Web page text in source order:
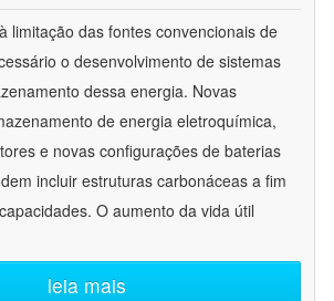
limitação das fontes convencionais de
o desenvolvimento de sistemas
dessa energia. Novas
de energia eletroquímica,
e novas configurações de baterias
incluir estruturas carbonáceas a fim
O aumento da vida útil
leia mais